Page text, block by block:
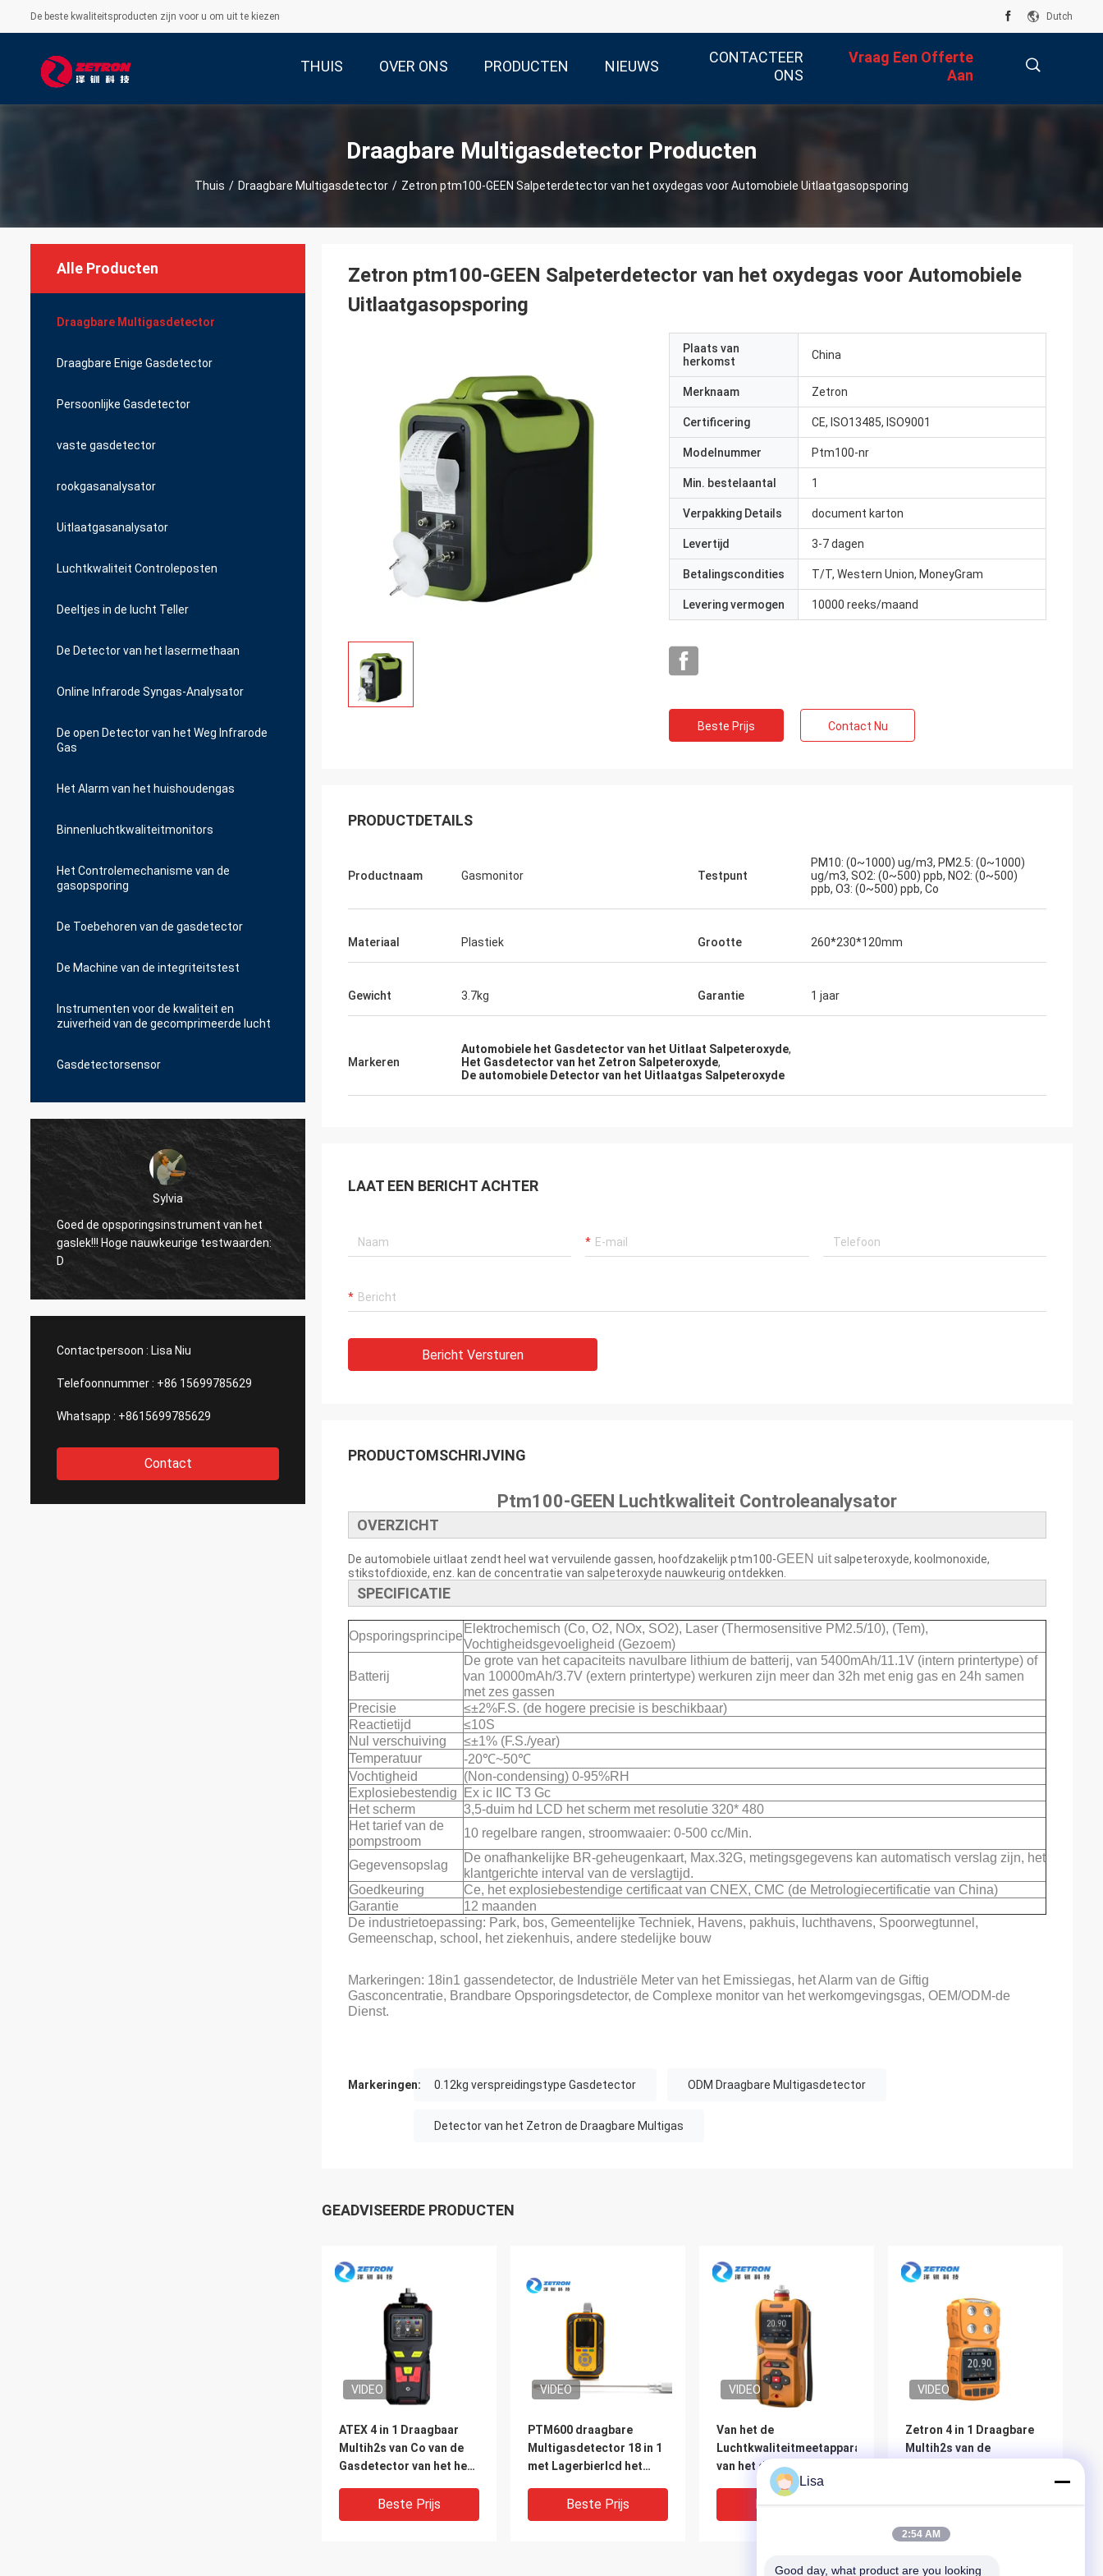
De beste kwaliteitsproducten zijn voor u om uit te kiezen Dutch
THUIS OVER ONS PRODUCTEN NIEUWS
CONTACTEER
ONS
Vraag Een Offerte
Aan
Draagbare Multigasdetector Producten
Thuis / Draagbare Multigasdetector / Zetron ptm100-GEEN Salpeterdetector van het oxydegas voor Automobiele Uitlaatgasopsporing
Alle Producten
Draagbare Multigasdetector
Draagbare Enige Gasdetector
Persoonlijke Gasdetector
vaste gasdetector
rookgasanalysator
Uitlaatgasanalysator
Luchtkwaliteit Controleposten
Deeltjes in de lucht Teller
De Detector van het lasermethaan
Online Infrarode Syngas-Analysator
De open Detector van het Weg Infrarode
Gas
Het Alarm van het huishoudengas
Binnenluchtkwaliteitmonitors
Het Controlemechanisme van de
gasopsporing
De Toebehoren van de gasdetector
De Machine van de integriteitstest
Instrumenten voor de kwaliteit en
zuiverheid van de gecomprimeerde lucht
Gasdetectorsensor
Dora
Hello, gebruikte ik reeds het materiaal in
een installatie van de
aluminiumuitsmelting in Mexico en ik werd
verrast door de functie van de
laserapparaat van uw bedrijf.
Contactpersoon : Lisa Niu
Telefoonnummer : +86 15699785629
Whatsapp : +8615699785629
Contact
Zetron ptm100-GEEN Salpeterdetector van het oxydegas voor Automobiele
Uitlaatgasopsporing
Plaats van
herkomst
China
Merknaam Zetron
Certificering CE, ISO13485, ISO9001
Modelnummer Ptm100-nr
Min. bestelaantal 1
Verpakking Details document karton
Levertijd 3-7 dagen
Betalingscondities T/T, Western Union, MoneyGram
Levering vermogen 10000 reeks/maand
Beste Prijs Contact Nu
PRODUCTDETAILS
Productnaam Gasmonitor Testpunt
PM10: (0~1000) ug/m3, PM2.5: (0~1000)
ug/m3, SO2: (0~500) ppb, NO2: (0~500)
ppb, O3: (0~500) ppb, Co
Materiaal Plastiek Grootte 260*230*120mm
Gewicht 3.7kg Garantie 1 jaar
Markeren
Automobiele het Gasdetector van het Uitlaat Salpeteroxyde,
Het Gasdetector van het Zetron Salpeteroxyde,
De automobiele Detector van het Uitlaatgas Salpeteroxyde
LAAT EEN BERICHT ACHTER
Bericht Versturen
PRODUCTOMSCHRIJVING
Ptm100-GEEN Luchtkwaliteit Controleanalysator
OVERZICHT
De automobiele uitlaat zendt heel wat vervuilende gassen, hoofdzakelijk ptm100-GEEN uit salpeteroxyde, koolmonoxide,
stikstofdioxide, enz. kan de concentratie van salpeteroxyde nauwkeurig ontdekken.
SPECIFICATIE
Opsporingsprincipe
Elektrochemisch (Co, O2, NOx, SO2), Laser (Thermosensitive PM2.5/10), (Tem),
Vochtigheidsgevoeligheid (Gezoem)
Batterij
De grote van het capaciteits navulbare lithium de batterij, van 5400mAh/11.1V (intern printertype) of
van 10000mAh/3.7V (extern printertype) werkuren zijn meer dan 32h met enig gas en 24h samen
met zes gassen
Precisie
≤±2%F.S. (de hogere precisie is beschikbaar)
Reactietijd
≤10S
Nul verschuiving
≤±1% (F.S./year)
Temperatuur
-20℃~50℃
Vochtigheid
(Non-condensing) 0-95%RH
Explosiebestendig
Ex ic IIC T3 Gc
Het scherm
3,5-duim hd LCD het scherm met resolutie 320* 480
Het tarief van de
pompstroom
10 regelbare rangen, stroomwaaier: 0-500 cc/Min.
Gegevensopslag
De onafhankelijke BR-geheugenkaart, Max.32G, metingsgegevens kan automatisch verslag zijn, het
klantgerichte interval van de verslagtijd.
Goedkeuring
Ce, het explosiebestendige certificaat van CNEX, CMC (de Metrologiecertificatie van China)
Garantie
12 maanden
De industrietoepassing: Park, bos, Gemeentelijke Techniek, Havens, pakhuis, luchthavens, Spoorwegtunnel,
Gemeenschap, school, het ziekenhuis, andere stedelijke bouw
Markeringen: 18in1 gassendetector, de Industriële Meter van het Emissiegas, het Alarm van de Giftig
Gasconcentratie, Brandbare Opsporingsdetector, de Complexe monitor van het werkomgevingsgas, OEM/ODM-de
Dienst.
Markeringen: 0.12kg verspreidingstype Gasdetector ODM Draagbare Multigasdetector
Detector van het Zetron de Draagbare Multigas
GEADVISEERDE PRODUCTEN
VIDEO
ATEX 4 in 1 Draagbaar
Multih2s van Co van de
Gasdetector van het het
4500mAh de
Zoemeralarm IP65
Beste Prijs
VIDEO
PTM600 draagbare
Multigasdetector 18 in 1
met Lagerbierlcd het
Beste Prijs
VIDEO
Van het de
Luchtkwaliteitmeetapparaat
van het detectorgas
Draagbare Openlucht het
Gasanalysator PM1 PM10
PM2.5
Beste Prijs
VIDEO
Zetron 4 in 1 Draagbare
Multih2s van de
Gemakkelijk van Co werkt
Beste Prijs
Lisa
2:54 AM
Good day, what product are you looking